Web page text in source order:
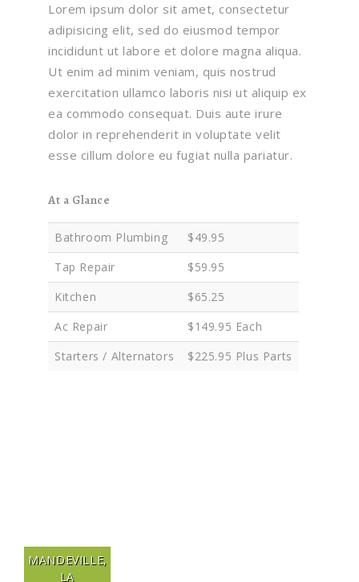
Lorem ipsum dolor sit amet, consectetur
adipisicing elit, sed do eiusmod tempor
incididunt ut labore et dolore magna aliqua.
Ut enim ad minim veniam, quis nostrud
exercitation ullamco laboris nisi ut aliquip ex
ea commodo consequat. Duis aute irure
dolor in reprehenderit in voluptate velit
esse cillum dolore eu fugiat nulla pariatur.
At a Glance
Bathroom Plumbing
$49.95
Tap Repair
$59.95
Kitchen
$65.25
Ac Repair
$149.95 Each
Starters / Alternators
$225.95 Plus Parts
MANDEVILLE,
LA